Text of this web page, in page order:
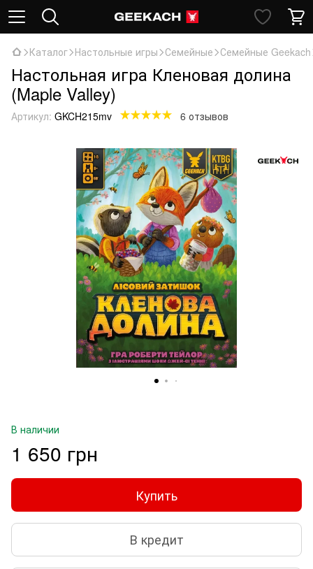
Каталог Настольные игры Семейные Семейные Geekach
Настольная игра Кленовая долина
(Maple Valley)
Артикул: GKCH215mv 6 отзывов
В наличии
1 650 грн
Купить
В кредит